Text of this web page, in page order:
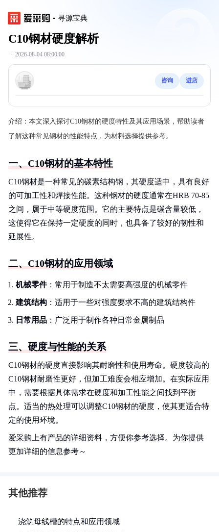
寻源宝典
C10钢材硬度解析
· 2026-08-04 08:00:00
咨询 进店
介绍： 本文深入探讨C10钢材的硬度特性及其应用场景，帮助读者
了解这种常见钢材的性能特点，为材料选择提供参考。
一、C10钢材的基本特性
C10钢材是一种常见的碳素结构钢，其硬度适中，具有良好
的可加工性和焊接性能。这种钢材的硬度通常在HRB 70-85
之间，属于中等硬度范围。它的主要特点是碳含量较低，
这使得它在保持一定硬度的同时，也具备了较好的韧性和
延展性。
二、C10钢材的应用领域
机械零件：常用于制造不太需要高强度的机械零件
建筑结构 ：适用于一些对强度要求不高的建筑结构件
日常用品 ：广泛用于制作各种日常金属制品
三、硬度与性能的关系
C10钢材的硬度直接影响其耐磨性和使用寿命。硬度较高的
C10钢材耐磨性更好，但加工难度会相应增加。在实际应用
中，需要根据具体需求在硬度和加工性能之间找到平衡
点。适当的热处理可以调整C10钢材的硬度，使其更适合特
定的使用环境。
爱采购上有产品的详细资料，方便你参考选择。为你提供
更加详细的信息参考～
其他推荐
浇筑母线槽的特点和应用领域